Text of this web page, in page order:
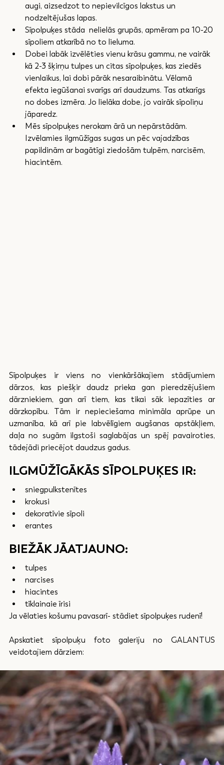
augi, aizsedzot to nepievilcīgos lakstus un
nodzeltējušas lapas.
Sīpolpuķes stāda  nelielās grupās, apmēram pa 10-20
sīpoliem atkarībā no to lieluma.
Dobei labāk izvēlēties vienu krāsu gammu, ne vairāk
kā 2-3 šķirņu tulpes un citas sīpolpuķes, kas ziedēs
vienlaikus, lai dobi pārāk nesaraibinātu. Vēlamā
efekta iegūšanai svarīgs arī daudzums. Tas atkarīgs
no dobes izmēra. Jo lielāka dobe, jo vairāk sīpoliņu
jāparedz.
Mēs sīpolpuķes nerokam ārā un nepārstādām.
Izvēlamies ilgmūžīgas sugas un pēc vajadzības
papildinām ar bagātīgi ziedošām tulpēm, narcisēm,
hiacintēm.
Sīpolpuķes ir viens no vienkāršākajiem stādījumiem
dārzos, kas piešķir daudz prieka gan pieredzējušiem
dārzniekiem, gan arī tiem, kas tikai sāk iepazīties ar
dārzkopību. Tām ir nepieciešama minimāla aprūpe un
uzmanība, kā arī pie labvēlīgiem augšanas apstākļiem,
daļa no sugām ilgstoši saglabājas un spēj pavairoties,
tādejādi priecējot daudzus gadus.
ILGMŪŽĪGĀKĀS SĪPOLPUĶES IR:
sniegpulkstenītes
krokusi
dekoratīvie sīpoli
erantes
BIEŽĀK JĀATJAUNO:
tulpes
narcises
hiacintes
tīklainaie īrisi
Ja vēlaties košumu pavasarī- stādiet sīpolpuķes rudenī!
Apskatiet sīpolpuķu foto galeriju no GALANTUS
veidotajiem dārziem: